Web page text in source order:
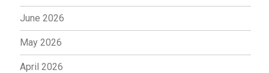
June 2026
May 2026
April 2026